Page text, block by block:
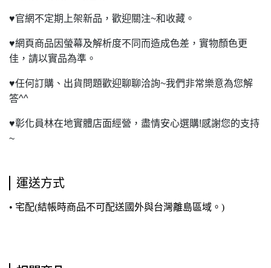
♥官網不定期上架新品，歡迎關注~和收藏。
♥網頁商品因螢幕及解析度不同而造成色差，實物顏色更
佳，請以實品為準。
♥任何訂購、出貨問題歡迎聊聊洽詢~我們非常樂意為您解
答^^
♥彰化員林在地實體店面經營，盡情安心選購!感謝您的支持
~
運送方式
• 宅配(結帳時商品不可配送國外與台灣離島區域。)